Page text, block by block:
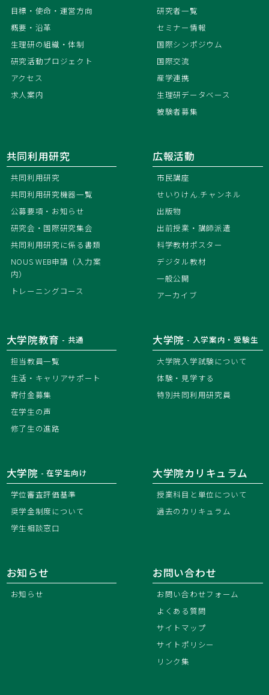
目標・使命・運営方向
概要・沿革
生理研の組織・体制
研究活動プロジェクト
アクセス
求人案内
研究者一覧
セミナー情報
国際シンポジウム
国際交流
産学連携
生理研データベース
被験者募集
共同利用研究
共同利用研究
共同利用研究機器一覧
公募要項・お知らせ
研究会・国際研究集会
共同利用研究に係る書類
NOUS WEB申請（入力案
内）
トレーニングコース
広報活動
市民講座
せいりけん.チャンネル
出版物
出前授業・講師派遣
科学教材ポスター
デジタル教材
一般公開
アーカイブ
大学院教育 - 共通
担当教員一覧
生活・キャリアサポート
寄付金募集
在学生の声
修了生の進路
大学院 - 入学案内・受験生
大学院入学試験について
体験・見学する
特別共同利用研究員
大学院 - 在学生向け
学位審査評価基準
奨学金制度について
学生相談窓口
大学院カリキュラム
授業科目と単位について
過去のカリキュラム
お知らせ
お知らせ
お問い合わせ
お問い合わせフォーム
よくある質問
サイトマップ
サイトポリシー
リンク集